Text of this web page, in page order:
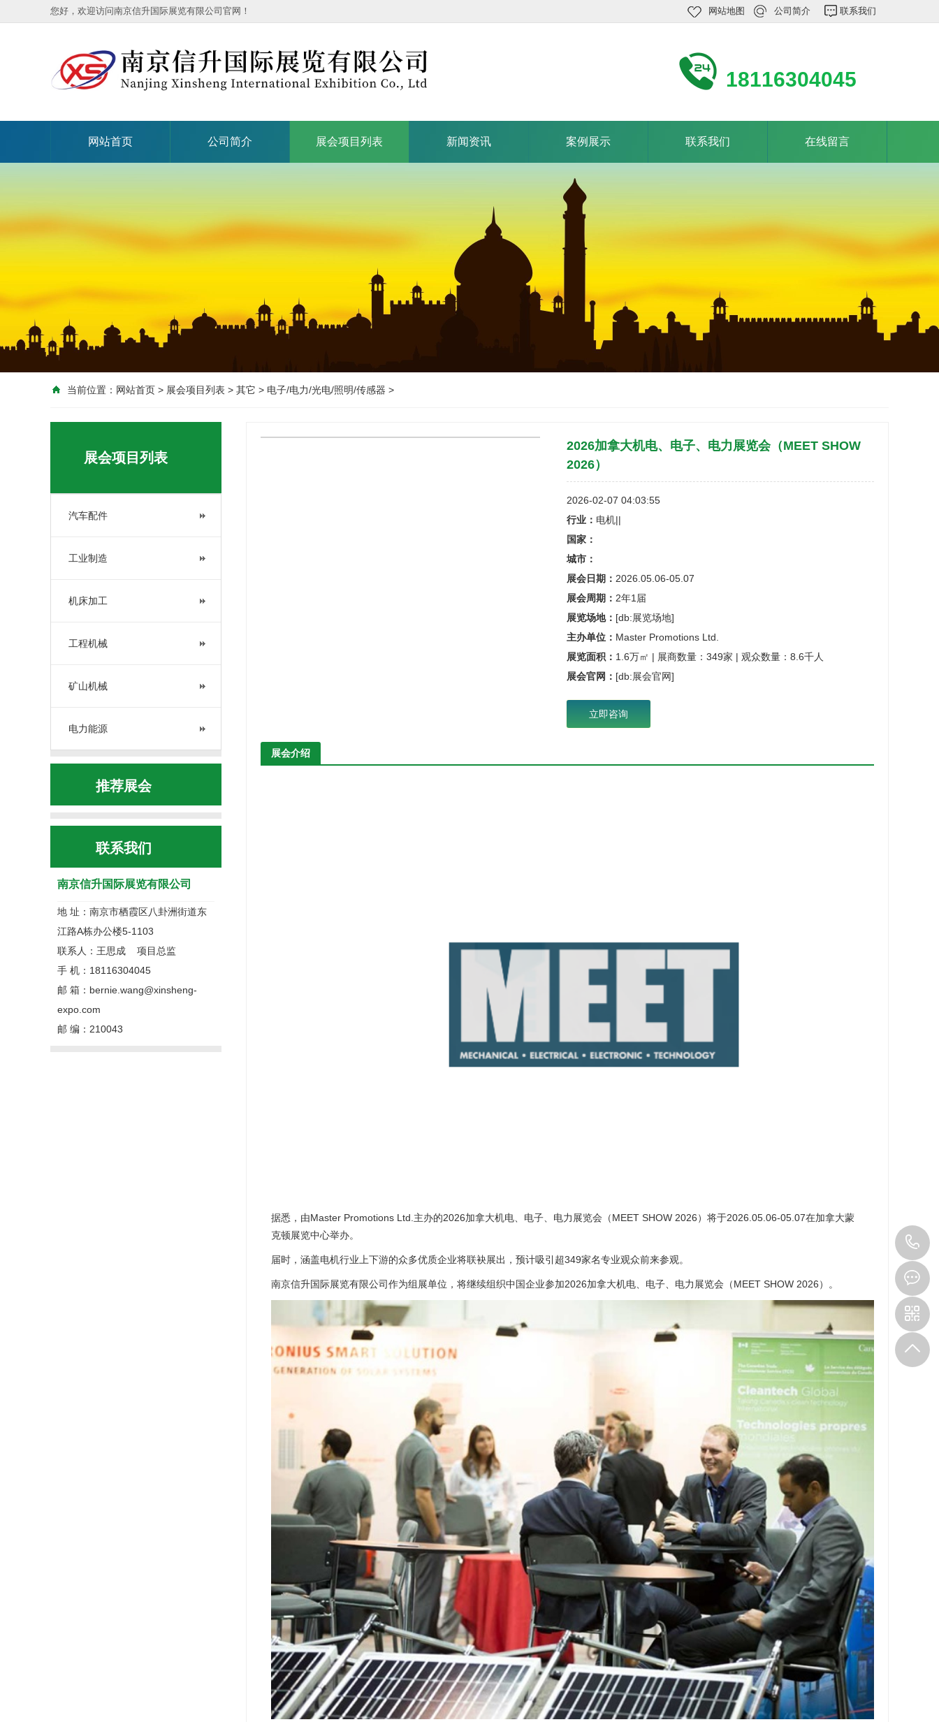
您好，欢迎访问南京信升国际展览有限公司官网！ 网站地图 公司简介 联系我们
18116304045
网站首页 公司简介 展会项目列表 新闻资讯 案例展示 联系我们 在线留言
当前位置： 网站首页 > 展会项目列表 > 其它 > 电子/电力/光电/照明/传感器 >
展会项目列表
汽车配件
工业制造
机床加工
工程机械
矿山机械
电力能源
推荐展会
联系我们
南京信升国际展览有限公司
地 址：南京市栖霞区八卦洲街道东
江路A栋办公楼5-1103
联系人：王思成 项目总监
手 机：18116304045
邮 箱：bernie.wang@xinsheng-
expo.com
邮 编：210043
2026加拿大机电、电子、电力展览会（MEET SHOW
2026）
2026-02-07 04:03:55
行业： 电机||
国家：
城市：
展会日期： 2026.05.06-05.07
展会周期： 2年1届
展览场地： [db:展览场地]
主办单位： Master Promotions Ltd.
展览面积： 1.6万㎡ | 展商数量： 349家 | 观众数量： 8.6千人
展会官网： [db:展会官网]
立即咨询
展会介绍
据悉，由Master Promotions Ltd.主办的2026加拿大机电、电子、电力展览会（MEET SHOW 2026）将于2026.05.06-05.07在加拿大蒙
克顿展览中心举办。
届时，涵盖电机行业上下游的众多优质企业将联袂展出，预计吸引超349家名专业观众前来参观。
南京信升国际展览有限公司作为组展单位，将继续组织中国企业参加2026加拿大机电、电子、电力展览会（MEET SHOW 2026）。